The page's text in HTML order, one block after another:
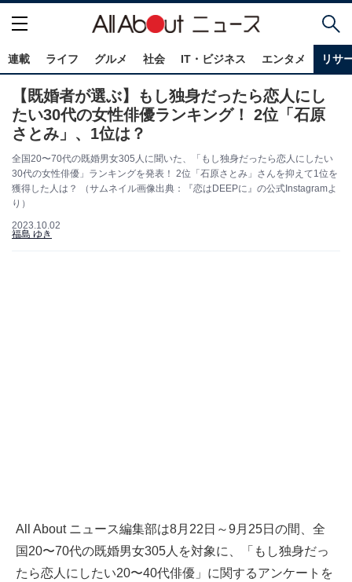
連載 ライフ グルメ 社会 IT・ビジネス エンタメ リサ
【既婚者が選ぶ】もし独身だったら恋人にし
たい30代の女性俳優ランキング！ 2位「石原
さとみ」、1位は？
全国20〜70代の既婚男女305人に聞いた、「もし独身だったら恋人にしたい
30代の女性俳優」ランキングを発表！ 2位「石原さとみ」さんを抑えて1位を
獲得した人は？ （サムネイル画像出典：『恋はDEEPに』の公式Instagramよ
り）
2023.10.02
福島 ゆき
All About ニュース編集部は8月22日～9月25日の間、全
国20〜70代の既婚男女305人を対象に、「もし独身だっ
たら恋人にしたい20〜40代俳優」に関するアンケートを